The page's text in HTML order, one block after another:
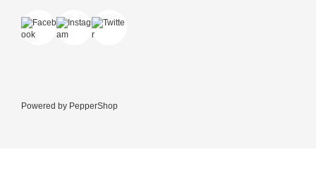
Powered by PepperShop